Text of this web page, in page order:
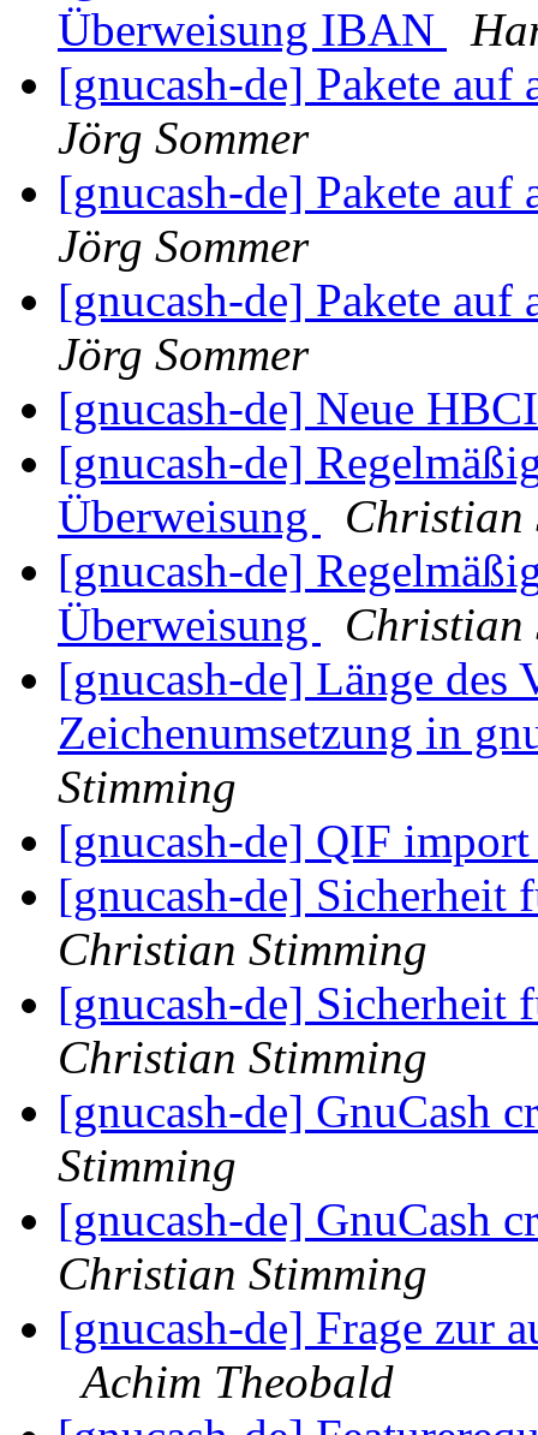
Überweisung IBAN
[gnucash-de] Pakete
Jörg Sommer
[gnucash-de] Pakete
Jörg Sommer
[gnucash-de] Pakete
Jörg Sommer
[gnucash-de] Neue
[gnucash-de]
Überweisung
Christian
[gnucash-de]
Überweisung
Christian
[gnucash-de] Länge des
Zeichenumsetzung in
Stimming
[gnucash-de] QIF
[gnucash-de]
Christian Stimming
[gnucash-de]
Christian Stimming
[gnucash-de] GnuCash
Stimming
[gnucash-de] GnuCash
Christian Stimming
[gnucash-de] Frage zur
Achim Theobald